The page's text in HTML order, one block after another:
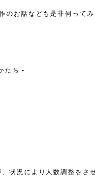
のお話なども是非伺ってみ
たち-
状況により人数調整をさ